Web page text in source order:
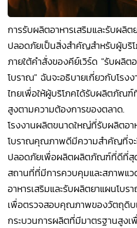
การรับผลิตอาหารเสริมและรับผ
ปลอดภัยเป็นสิ่งสำคัญสำหรับผู้บริโ
ภายใต้คำสั่งของคีย์เวิร์ด "รับผลิต
โบราณ" ฉันจะอธิบายเกี่ยวกับโร
ไทยเพื่อให้ผู้บริโภคได้รับผลิตภัณ
สูงตามความต้องการของตลาด.
โรงงานผลิตขนาดใหญ่ที่รับผลิตอา
โบราณคุณภาพดีมีความสำคัญที่จ
ปลอดภัยเพื่อผลิตผลิตภัณฑ์ที่ดีที่สุ
สถานที่ที่มีการควบคุมและสภาพแ
อาหารเสริมและรับผลิตยาแผนโบ
เพื่อตรวจสอบคุณภาพของวัตถุดิบ
กระบวนการผลิตที่มีมาตรฐานสูง